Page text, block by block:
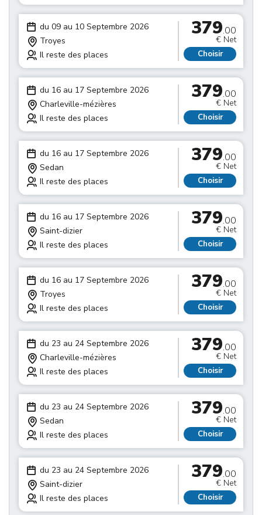
du 09 au 10 Septembre 2026
Troyes
Il reste des places
379.00
€ Net
Choisir
du 16 au 17 Septembre 2026
Charleville-mézières
Il reste des places
379.00
€ Net
Choisir
du 16 au 17 Septembre 2026
Sedan
Il reste des places
379.00
€ Net
Choisir
du 16 au 17 Septembre 2026
Saint-dizier
Il reste des places
379.00
€ Net
Choisir
du 16 au 17 Septembre 2026
Troyes
Il reste des places
379.00
€ Net
Choisir
du 23 au 24 Septembre 2026
Charleville-mézières
Il reste des places
379.00
€ Net
Choisir
du 23 au 24 Septembre 2026
Sedan
Il reste des places
379.00
€ Net
Choisir
du 23 au 24 Septembre 2026
Saint-dizier
Il reste des places
379.00
€ Net
Choisir